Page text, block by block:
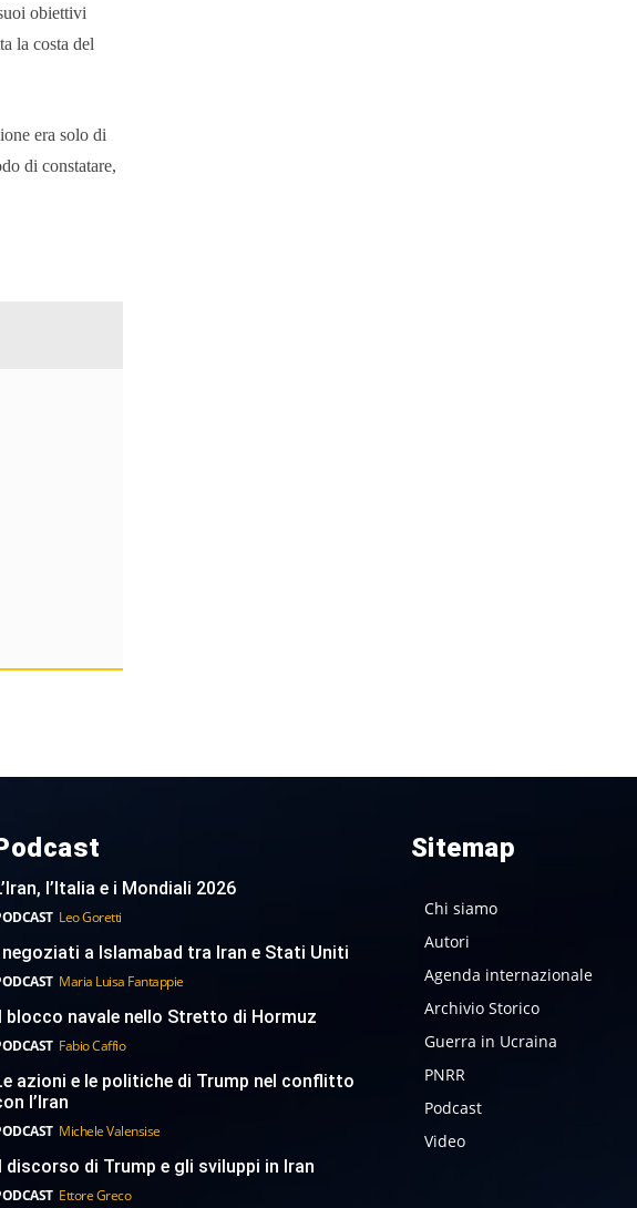
obiettivi
la costa del
era solo di
di constatare,
l’Italia e i Mondiali 2026
Leo Goretti
I negoziati a Islamabad tra Iran e Stati Uniti
Maria Luisa Fantappie
Il blocco navale nello Stretto di Hormuz
Fabio Caffio
azioni e le politiche di Trump nel conflitto
l’Iran
Michele Valensise
Il discorso di Trump e gli sviluppi in Iran
Ettore Greco
Sitemap
Chi siamo
Autori
Agenda internazionale
Archivio Storico
Guerra in Ucraina
PNRR
Podcast
Video